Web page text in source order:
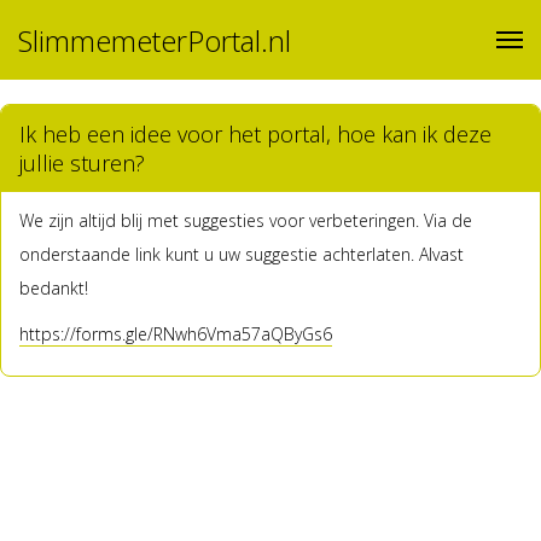
SlimmemeterPortal.nl
Ik heb een idee voor het portal, hoe kan ik deze
jullie sturen?
We zijn altijd blij met suggesties voor verbeteringen. Via de
onderstaande link kunt u uw suggestie achterlaten. Alvast
bedankt!
https://forms.gle/RNwh6Vma57aQByGs6